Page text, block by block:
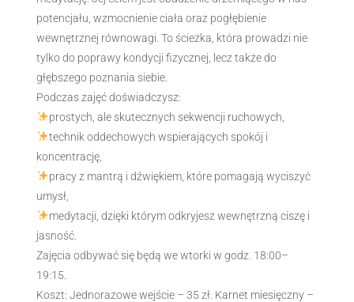
potencjału, wzmocnienie ciała oraz pogłębienie
wewnętrznej równowagi. To ścieżka, która prowadzi nie
tylko do poprawy kondycji fizycznej, lecz także do
głębszego poznania siebie.
Podczas zajęć doświadczysz:
prostych, ale skutecznych sekwencji ruchowych,
technik oddechowych wspierających spokój i
koncentrację,
pracy z mantrą i dźwiękiem, które pomagają wyciszyć
umysł,
medytacji, dzięki którym odkryjesz wewnętrzną ciszę i
jasność.
Zajęcia odbywać się będą we wtorki w godz. 18:00–
19:15.
Koszt: Jednorazowe wejście – 35 zł. Karnet miesięczny –